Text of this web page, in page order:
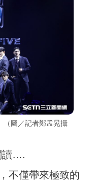
（圖／記者鄭孟晃攝
讀….
不僅帶來極致的